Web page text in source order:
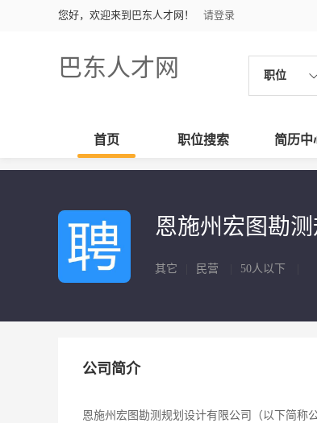
您好，欢迎来到巴东人才网！ 请登录
巴东人才网 职位
首页 职位搜索 简历中
恩施州宏图勘
其它 民营 50人以下
公司简介
恩施州宏图勘测规划设计有限公司（以下简称